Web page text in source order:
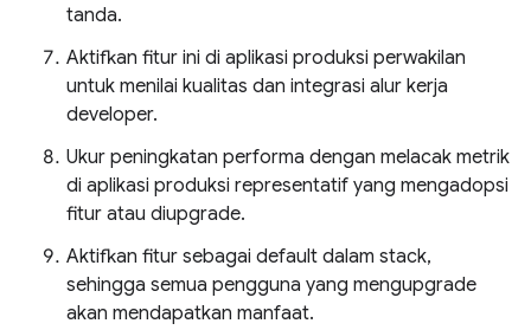
tanda.
Aktifkan fitur ini di aplikasi produksi perwakilan
untuk menilai kualitas dan integrasi alur kerja
developer.
Ukur peningkatan performa dengan melacak metrik
di aplikasi produksi representatif yang mengadopsi
fitur atau diupgrade.
Aktifkan fitur sebagai default dalam stack,
sehingga semua pengguna yang mengupgrade
akan mendapatkan manfaat.